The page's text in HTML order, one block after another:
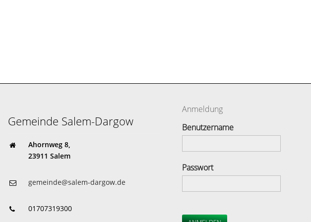
Gemeinde Salem-Dargow
Ahornweg 8,
23911 Salem
gemeinde@salem-dargow.de
01707319300
Anmeldung
Benutzername
Passwort